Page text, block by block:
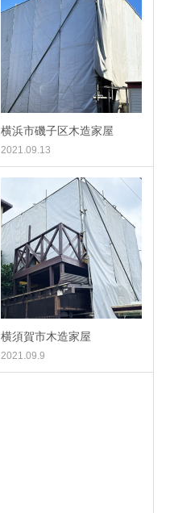
横浜市磯子区木造家屋
2021.09.13
横須賀市木造家屋
2021.09.9